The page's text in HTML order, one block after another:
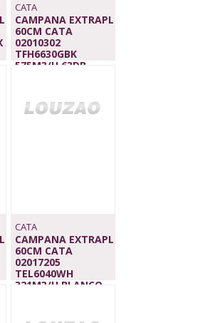
CATA
CAMPANA EXTRAPL
60CM CATA
02010302
TFH6630GBK
575M3/H 63DB
CATA
CAMPANA EXTRAPL
60CM CATA
02017205
TEL6040WH
321M3/H BLANCO